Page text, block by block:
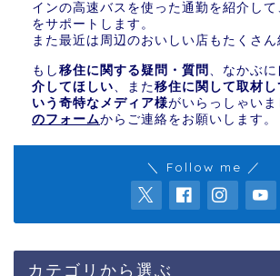
インの高速バスを使った通勤を紹介し
をサポートします。
また最近は周辺のおいしい店もたくさん
もし 移住に関する疑問・質問 、なかぶに
介してほしい、また移住に関して取材し
いう奇特なメディア様がいらっしゃいま
のフォームからご連絡をお願いします。
＼ Follow me ／
カテゴリから選ぶ